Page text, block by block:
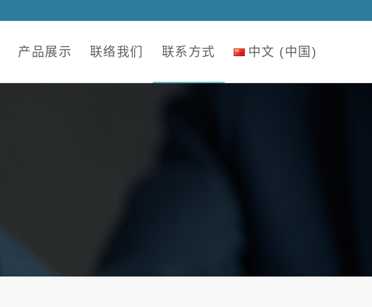
产品展示 联络我们 联系方式 中文 (中国)